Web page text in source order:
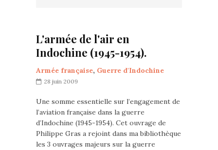
L'armée de l'air en
Indochine (1945-1954).
Armée française, Guerre d'Indochine
28 juin 2009
Une somme essentielle sur l’engagement de
l’aviation française dans la guerre
d’Indochine (1945-1954). Cet ouvrage de
Philippe Gras a rejoint dans ma bibliothèque
les 3 ouvrages majeurs sur la guerre